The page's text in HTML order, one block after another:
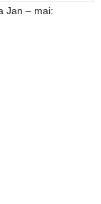
Jan – mai: